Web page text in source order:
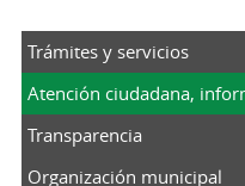
Trámites y servicios
Atención ciudadana,
Transparencia
Organización municipal